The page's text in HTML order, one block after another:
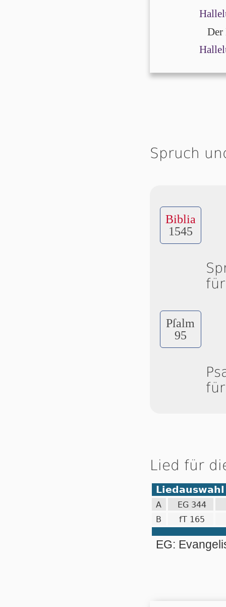
Der
Spruch
Biblia
1545
Pſalm
95
Lied für
Liedauswahl
A
EG 344
B
fT 165
EG: